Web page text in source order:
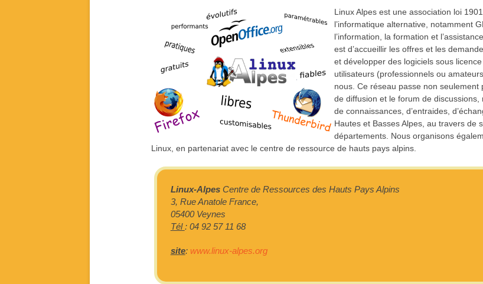
Linux Alpes est une association loi
l’informatique alternative, notamment
l’information, la formation et
est d’accueillir les offres et les
et développer des logiciels sous
utilisateurs (professionnels ou
nous. Ce réseau passe non
de diffusion et le forum de
de connaissances, d’entraides,
Hautes et Basses Alpes, au travers de
départements. Nous organisons
Linux, en partenariat avec le centre de ressource de hauts pays alpins.
Linux-AlpesCentre de Ressources des Hauts Pays Alpins
3, Rue Anatole France,
05400 Veynes
Tél: 04 92 57 11 68
site:www.linux-alpes.org